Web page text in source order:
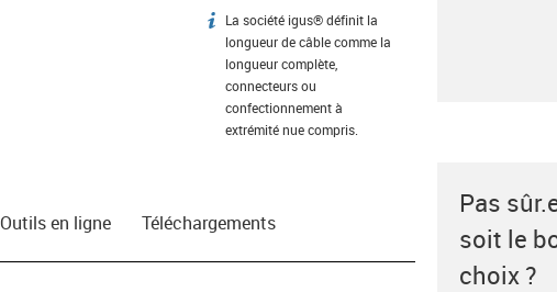
igus-icon-info
La société igus® définit la
longueur de câble comme la
longueur complète,
connecteurs ou
confectionnement à
extrémité nue compris.
Outils en ligne Téléchargements
Pas
soit le
choix ?